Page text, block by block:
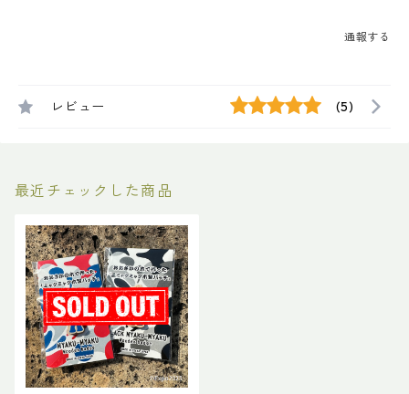
通報する
レビュー (5)
最近チェックした商品